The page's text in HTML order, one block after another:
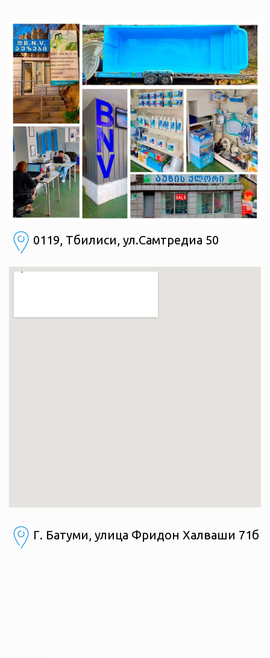
0119, Тбилиси, ул.Самтредиа 50
Г. Батуми, улица Фридон Халваши 71б